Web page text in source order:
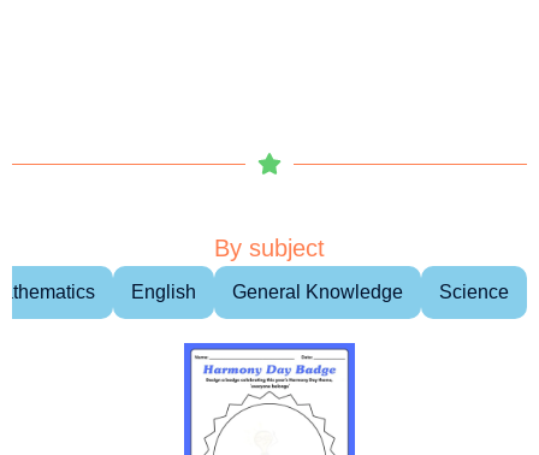
By subject
English General Knowledge Science